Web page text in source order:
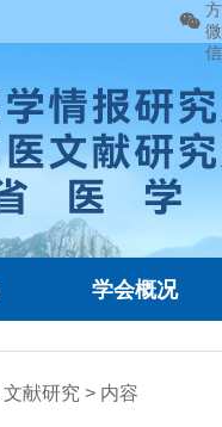
方
微
信
学会概况
文献研究 > 内容